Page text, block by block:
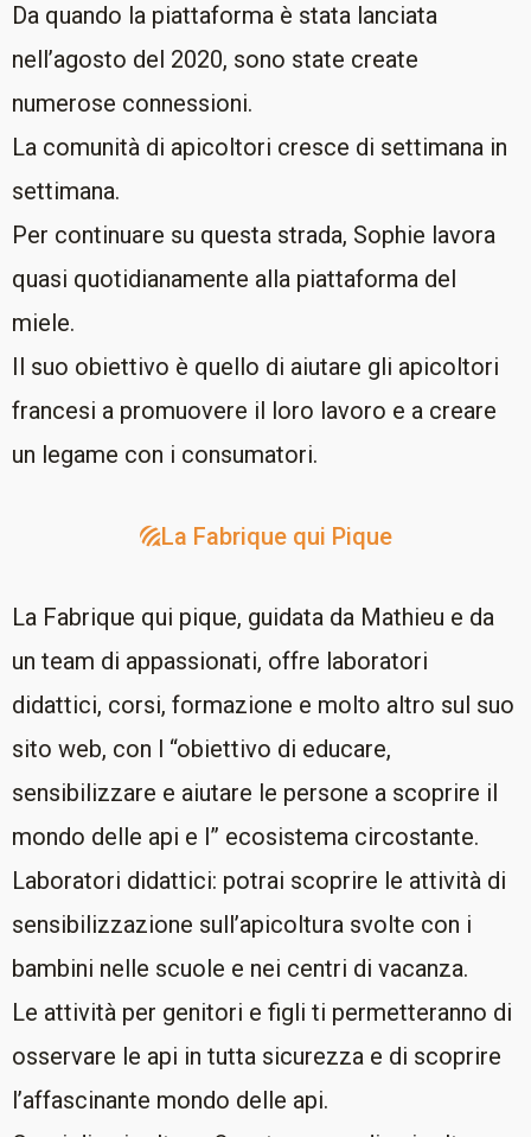
Da quando la piattaforma è stata lanciata
nell’agosto del 2020, sono state create
numerose connessioni.
La comunità di apicoltori cresce di settimana in
settimana.
Per continuare su questa strada, Sophie lavora
quasi quotidianamente alla piattaforma del
miele.
Il suo obiettivo è quello di aiutare gli apicoltori
francesi a promuovere il loro lavoro e a creare
un legame con i consumatori.
La Fabrique qui Pique
La Fabrique qui pique, guidata da Mathieu e da
un team di appassionati, offre laboratori
didattici, corsi, formazione e molto altro sul suo
sito web, con l “obiettivo di educare,
sensibilizzare e aiutare le persone a scoprire il
mondo delle api e l” ecosistema circostante.
Laboratori didattici: potrai scoprire le attività di
sensibilizzazione sull’apicoltura svolte con i
bambini nelle scuole e nei centri di vacanza.
Le attività per genitori e figli ti permetteranno di
osservare le api in tutta sicurezza e di scoprire
l’affascinante mondo delle api.